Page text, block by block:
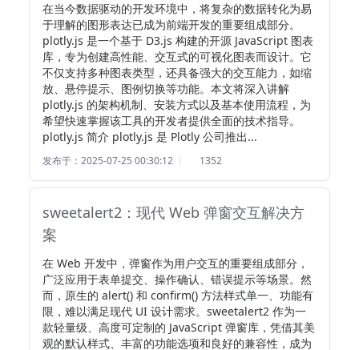
在当今数据驱动的开发环境中，将复杂的数据转化为易
于理解的图形表达已成为前端开发的重要组成部分。
plotly.js 是一个基于 D3.js 构建的开源 JavaScript 图表
库，专为创建高性能、交互式的可视化图表而设计。它
不仅支持多种图表类型，还具备强大的交互能力，如缩
放、悬停提示、图例切换等功能。本文将深入讲解
plotly.js 的架构机制、安装方式以及基本使用流程，为
希望快速掌握该工具的开发者提供全面的技术指导。
plotly.js 简介 plotly.js 是 Plotly 公司推出...
发布于：2025-07-25 00:30:12 1352
sweetalert2：现代 Web 弹窗交互解决方
案
在 Web 开发中，弹窗作为用户交互的重要组成部分，
广泛应用于表单提交、操作确认、错误提示等场景。然
而，原生的 alert() 和 confirm() 方法样式单一、功能有
限，难以满足现代 UI 设计需求。sweetalert2 作为一
款轻量级、高度可定制的 JavaScript 弹窗库，凭借其美
观的默认样式、丰富的功能选项和良好的兼容性，成为